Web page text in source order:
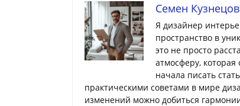
Семен Кузнецов
Я дизайнер
пространство в
это не просто
атмосферу,
начала писать
практическими советами в мире
изменений можно добиться